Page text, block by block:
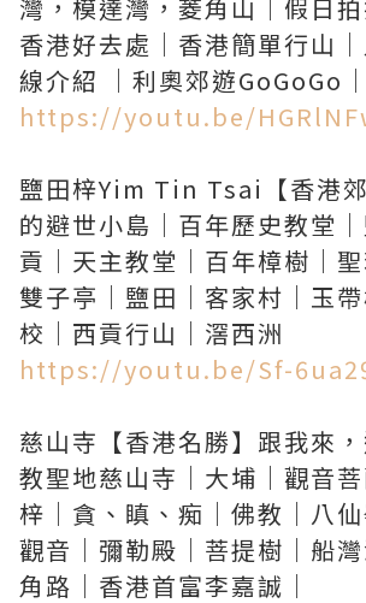
灣，模達灣，菱角山｜假日拍
香港好去處｜香港簡單行山
https://youtu.be/
鹽田梓Yim Tin Tsai【香港
的避世小島｜百年歷史教堂
貢｜天主教堂｜百年樟樹｜聖
雙子亭｜鹽田｜客家村｜玉
https://youtu.be/Sf-
慈山寺【香港名勝】跟我來
教聖地慈山寺｜大埔｜觀音
梓｜貪、瞋、痴｜佛教｜八
觀音｜彌勒殿｜菩提樹｜船